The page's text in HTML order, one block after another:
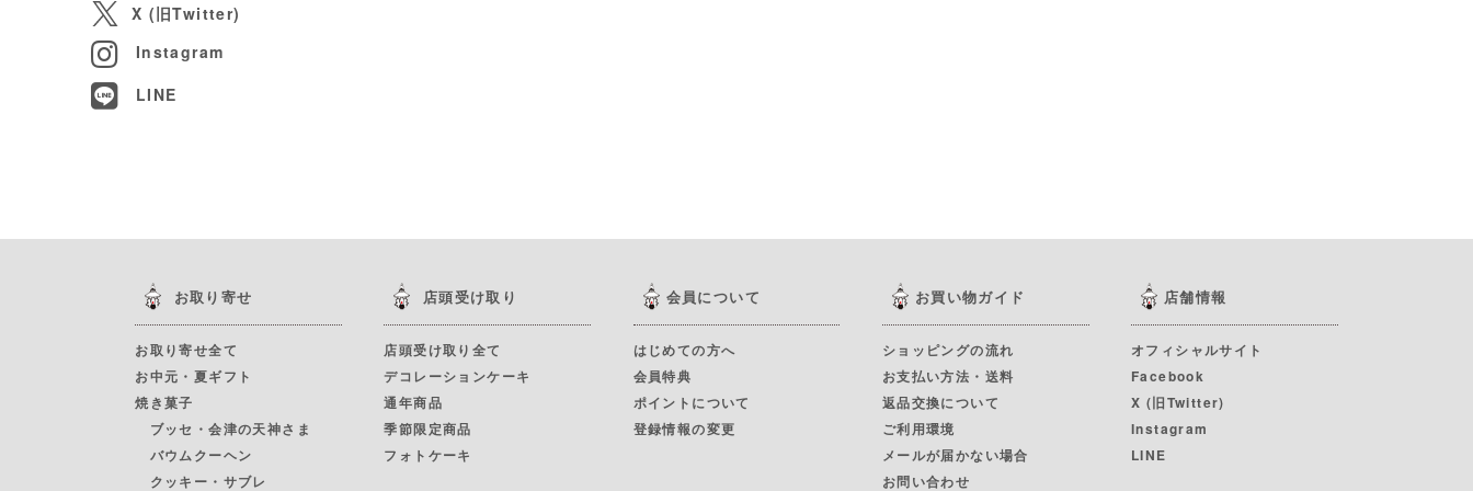
X (旧Twitter)
Instagram
LINE
お取り寄せ
お取り寄せ全て
お中元・夏ギフト
焼き菓子
ブッセ・会津の天神さま
バウムクーヘン
クッキー・サブレ
店頭受け取り
店頭受け取り全て
デコレーションケーキ
通年商品
季節限定商品
フォトケーキ
会員について
はじめての方へ
会員特典
ポイントについて
登録情報の変更
お買い物ガイド
ショッピングの流れ
お支払い方法・送料
返品交換について
ご利用環境
メールが届かない場合
お問い合わせ
店舗情報
オフィシャルサイト
Facebook
X (旧Twitter)
Instagram
LINE